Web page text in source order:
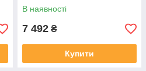
В наявності
7 492 ₴
Купити